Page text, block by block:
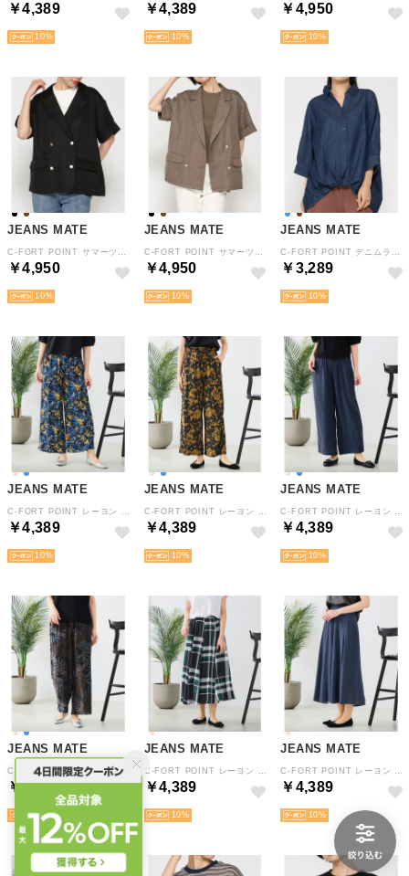
￥4,389
10
￥4,389
10
￥4,950
10
JEANS MATE
￥4,950
10
JEANS MATE
￥4,950
10
JEANS MATE
￥3,289
10
JEANS MATE
￥4,389
10
JEANS MATE
￥4,389
10
JEANS MATE
￥4,389
10
JEANS MATE
C-FORT POINT レーヨン 総柄 ワイドパンツ レディース 春 夏 秋 リラックス 涼感 快適 （H柄）
￥4,389
10
JEANS MATE
￥4,389
10
JEANS MATE
￥4,389
10